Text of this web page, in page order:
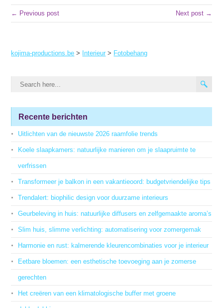
← Previous post Next post →
kojima-productions.be > Interieur > Fotobehang
Recente berichten
Uitlichten van de nieuwste 2026 raamfolie trends
Koele slaapkamers: natuurlijke manieren om je slaapruimte te
verfrissen
Transformeer je balkon in een vakantieoord: budgetvriendelijke tips
Trendalert: biophilic design voor duurzame interieurs
Geurbeleving in huis: natuurlijke diffusers en zelfgemaakte aroma’s
Slim huis, slimme verlichting: automatisering voor zomergemak
Harmonie en rust: kalmerende kleurencombinaties voor je interieur
Eetbare bloemen: een esthetische toevoeging aan je zomerse
gerechten
Het creëren van een klimatologische buffer met groene